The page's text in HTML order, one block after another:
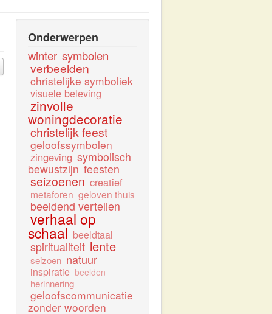
Onderwerpen
winter symbolen
verbeelden
christelijke symboliek
visuele beleving
zinvolle
woningdecoratie
christelijk feest
geloofssymbolen
zingeving symbolisch
bewustzijn feesten
seizoenen creatief
metaforen geloven thuis
beeldend vertellen
verhaal op
schaal beeldtaal
spiritualiteit lente
seizoen natuur
inspiratie beelden
herinnering
geloofscommunicatie
zonder woorden